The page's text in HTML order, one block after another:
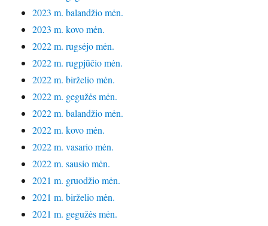
2023 m. balandžio mėn.
2023 m. kovo mėn.
2022 m. rugsėjo mėn.
2022 m. rugpjūčio mėn.
2022 m. birželio mėn.
2022 m. gegužės mėn.
2022 m. balandžio mėn.
2022 m. kovo mėn.
2022 m. vasario mėn.
2022 m. sausio mėn.
2021 m. gruodžio mėn.
2021 m. birželio mėn.
2021 m. gegužės mėn.